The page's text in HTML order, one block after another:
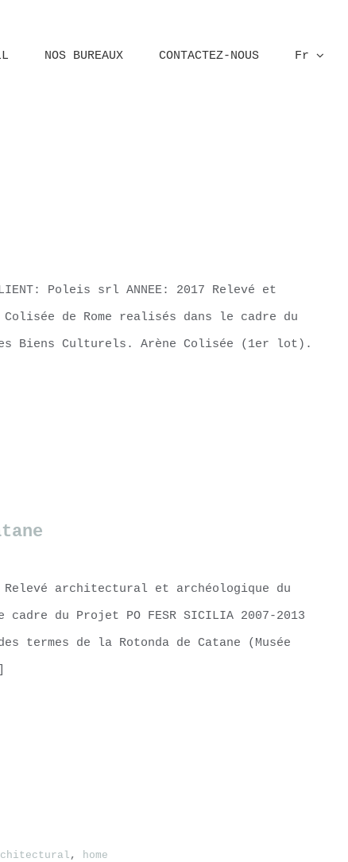
NOS BUREAUX CONTACTEZ-NOUS Fr
Poleis srl ANNEE: 2017 Relevé et
de Rome realisés dans le cadre du
Biens Culturels. Arène Colisée (1er lot).
Relevé architectural et archéologique du
le cadre du Projet PO FESR SICILIA 2007-2013
termes de la Rotonda de Catane (Musée
, home